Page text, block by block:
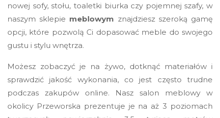
nowej sofy, stołu, toaletki biurka czy pojemnej szafy, w
naszym sklepie meblowym znajdziesz szeroką gamę
opcji, które pozwolą Ci dopasować meble do swojego
gustu i stylu wnętrza.
Możesz zobaczyć je na żywo, dotknąć materiałów i
sprawdzić jakość wykonania, co jest często trudne
podczas zakupów online. Nasz salon meblowy w
okolicy Przeworska prezentuje je na aż 3 poziomach